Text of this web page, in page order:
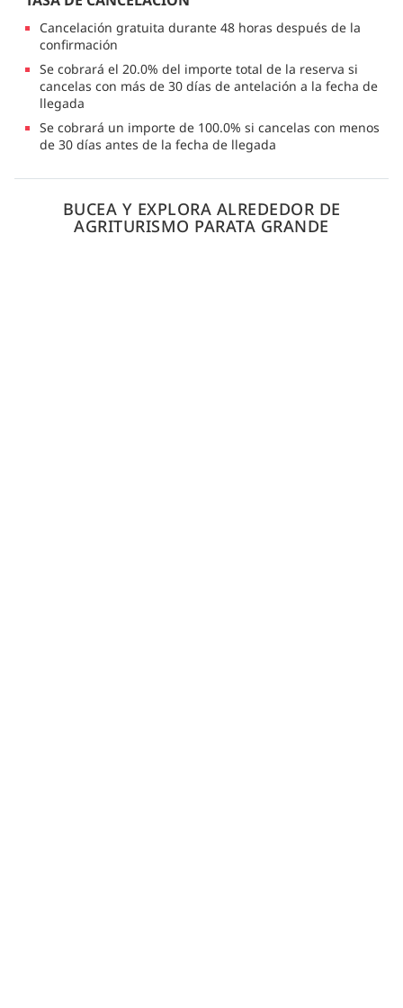
Cancelación gratuita durante 48 horas después de la
confirmación
Se cobrará el 20.0% del importe total de la reserva si
cancelas con más de 30 días de antelación a la fecha de
llegada
Se cobrará un importe de 100.0% si cancelas con menos
de 30 días antes de la fecha de llegada
BUCEA Y EXPLORA ALREDEDOR DE
AGRITURISMO PARATA GRANDE